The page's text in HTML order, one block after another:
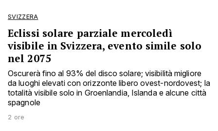
SVIZZERA
Eclissi solare parziale mercoledì
visibile in Svizzera, evento simile solo
nel 2075
Oscurerà fino al 93% del disco solare; visibilità migliore
da luoghi elevati con orizzonte libero ovest-nordovest; la
totalità visibile solo in Groenlandia, Islanda e alcune città
spagnole
2 ore